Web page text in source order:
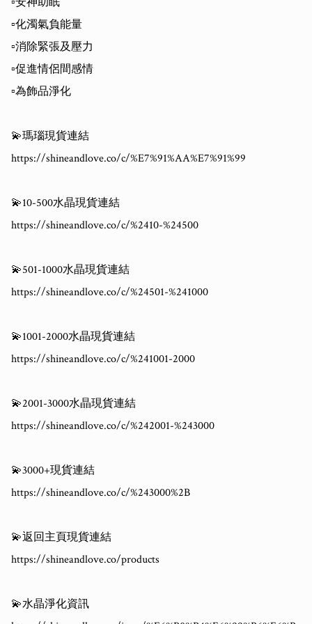
▫️化濁氣負能量
▫️消除緊張及壓力
▫️促進情侶間感情
▫️為飾品淨化
💫瑪瑙現貨連結
https://shineandlove.co/c/%E7%91%AA%E7%91%99
💫10-500水晶現貨連結
https://shineandlove.co/c/%2410-%24500
💫501-1000水晶現貨連結
https://shineandlove.co/c/%24501-%241000
💫1001-2000水晶現貨連結
https://shineandlove.co/c/%241001-2000
💫2001-3000水晶現貨連結
https://shineandlove.co/c/%242001-%243000
💫3000+現貨連結
https://shineandlove.co/c/%243000%2B
💫返回主頁現貨連結
https://shineandlove.co/products
💫水晶淨化資訊